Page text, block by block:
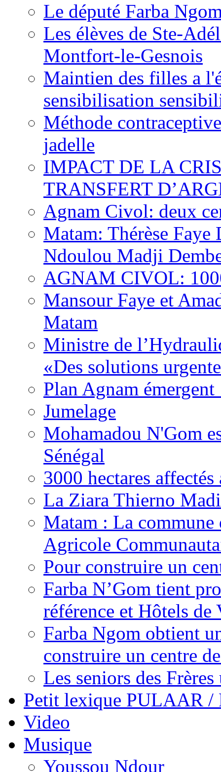
Le député Farba
Les élèves de Ste-
Montfort-le-Gesnois
Maintien des filles a
sensibilisation
Méthode
jadelle
IMPACT DE LA
TRANSFERT
Agnam Civol: deux
Matam: Thérèse
Ndoulou Madji
AGNAM CIVOL:
Mansour Faye et
Matam
Ministre de
«Des solutions
Plan Agnam
Jumelage
Mohamadou N'Gom
Sénégal
3000 hectares
La Ziara Thierno
Matam : La
Agricole
Pour construire un
Farba N’Gom tient
référence et Hôtels
Farba Ngom obtient
construire un centre
Les seniors des Frères
Petit lexique PULAAR
Video
Musique
Youssou Ndour